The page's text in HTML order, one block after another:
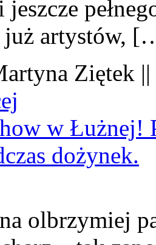
już artystów,
Ziętek
w Łużnej!
dożynek.
olbrzymiej